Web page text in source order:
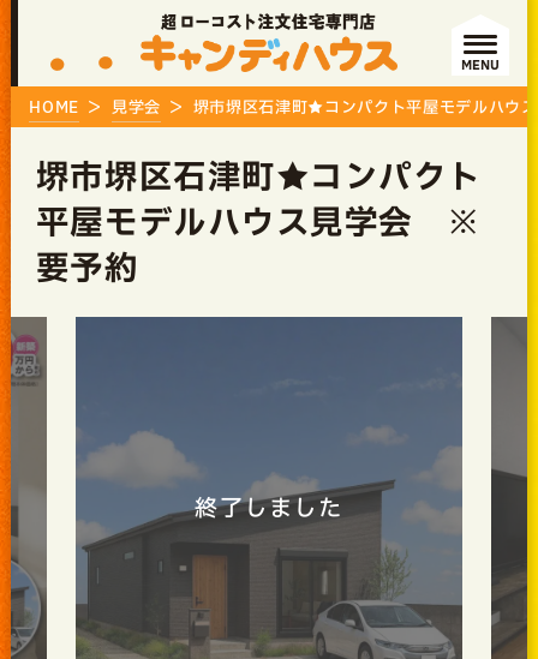
MENU
HOME 見学会 堺市堺区石津町★コンパクト平屋モデルハ
堺市堺区石津町★コンパクト
平屋モデルハウス見学会 ※
要予約
終了しました